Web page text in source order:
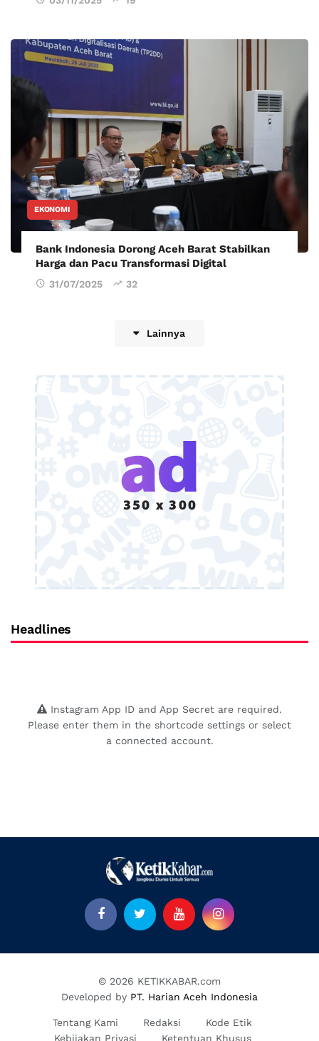
EKONOMI
Bank Indonesia Dorong Aceh Barat Stabilkan
Harga dan Pacu Transformasi Digital
31/07/2025 32
Lainnya
Headlines
Instagram App ID and App Secret are required.
Please enter them in the shortcode settings or select
a connected account.
© 2026 KETIKKABAR.com
Developed by PT. Harian Aceh Indonesia
Tentang Kami Redaksi
Kode Etik
Kebijakan Privasi
Ketentuan Khusus